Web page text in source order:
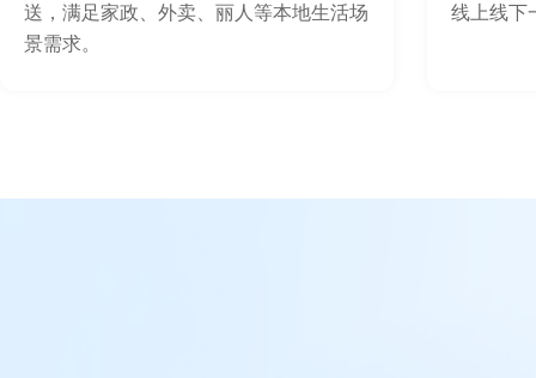
送，满足家政、外卖、丽人等本地生活场
景需求。
线上线下